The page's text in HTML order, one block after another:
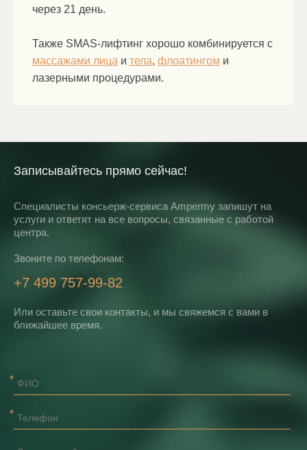
через 21 день.
Также SMAS-лифтинг хорошо комбинируется с
массажами лица и тела, флоатингом и
лазерными процедурами.
Записывайтесь прямо сейчас!
Специалисты консьерж-сервиса Ampermy запишут на
услуги и ответят на все вопросы, связанные с работой
центра.
Звоните по телефонам:
+7 499 757-99-82
Или оставьте свои контакты, и мы свяжемся с вами в
ближайшее время.